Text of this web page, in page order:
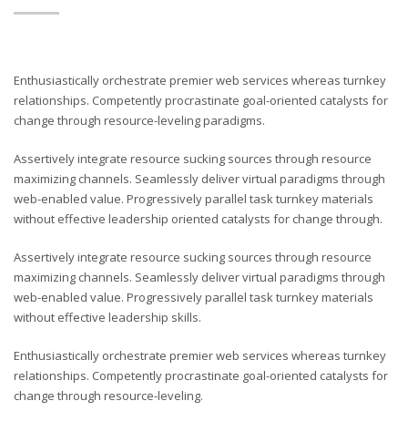
Enthusiastically orchestrate premier web services whereas turnkey
relationships. Competently procrastinate goal-oriented catalysts for
change through resource-leveling paradigms.
Assertively integrate resource sucking sources through resource
maximizing channels. Seamlessly deliver virtual paradigms through
web-enabled value. Progressively parallel task turnkey materials
without effective leadership oriented catalysts for change through.
Assertively integrate resource sucking sources through resource
maximizing channels. Seamlessly deliver virtual paradigms through
web-enabled value. Progressively parallel task turnkey materials
without effective leadership skills.
Enthusiastically orchestrate premier web services whereas turnkey
relationships. Competently procrastinate goal-oriented catalysts for
change through resource-leveling.